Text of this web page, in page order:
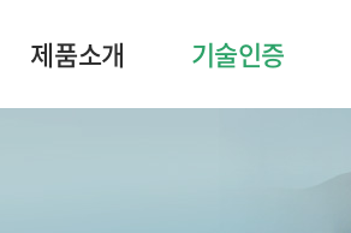
제품소개 기술인증